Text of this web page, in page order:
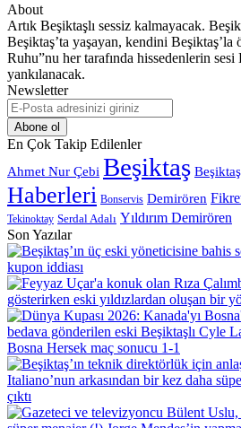
About
Artık Beşiktaşlı sessiz kalmayacak.
Beşiktaş’ta yaşayan, kendini Beşiktaş’la
Ruhu”nu her tarafında hissedenlerin sesi
yankılanacak.
Newsletter
E-
Posta
adresinizi
giriniz
En Çok Takip Edilenler
Ahmet Nur Çebi Beşiktaş
Haberleri Bonservis Demirören
Tekinoktay Serdal Adalı Yıldırım Demirören
Son Yazılar